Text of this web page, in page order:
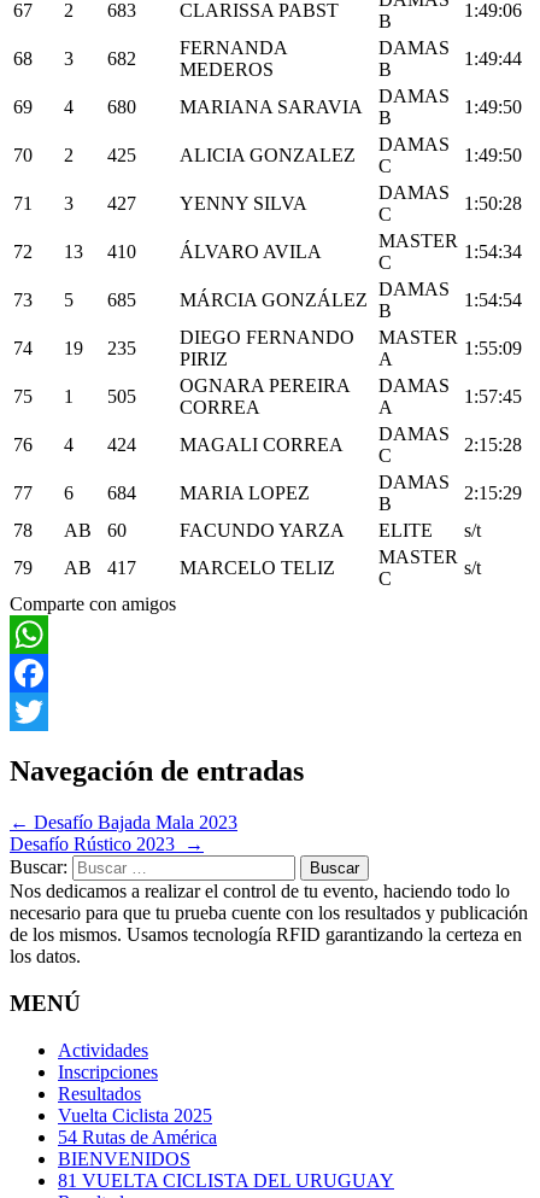
67 2 683 CLARISSA PABST
B
1:49:06
68 3 682
FERNANDA
MEDEROS
DAMAS
B
1:49:44
69 4 680 MARIANA SARAVIA
DAMAS
B
1:49:50
70 2 425 ALICIA GONZALEZ
DAMAS
C
1:49:50
71 3 427 YENNY SILVA
DAMAS
C
1:50:28
72 13 410 ÁLVARO AVILA
MASTER
C
1:54:34
73 5 685 MÁRCIA GONZÁLEZ
DAMAS
B
1:54:54
74 19 235
DIEGO FERNANDO
PIRIZ
MASTER
A
1:55:09
75 1 505
OGNARA PEREIRA
CORREA
DAMAS
A
1:57:45
76 4 424 MAGALI CORREA
DAMAS
C
2:15:28
77 6 684 MARIA LOPEZ
DAMAS
B
2:15:29
78
AB 60 FACUNDO YARZA ELITE
s/t
79
AB 417 MARCELO TELIZ
MASTER
C
s/t
Comparte con amigos
WhatsApp
Facebook
Navegación de entradas
← Desafío Bajada Mala 2023
Desafío Rústico 2023
→
Buscar:
Nos dedicamos a realizar el control de tu evento, haciendo todo lo
necesario para que tu prueba cuente con los resultados y publicación
de los mismos. Usamos tecnología RFID garantizando la certeza en
los datos.
MENÚ
Actividades
Inscripciones
Resultados
Vuelta Ciclista 2025
54 Rutas de América
BIENVENIDOS
81 VUELTA CICLISTA DEL URUGUAY